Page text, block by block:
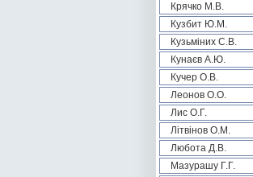
Крячко М.В.
Кузбит Ю.М.
Кузьміних С.В.
Кунаєв А.Ю.
Кучер О.В.
Леонов О.О.
Лис О.Г.
Літвінов О.М.
Любота Д.В.
Мазурашу Г.Г.